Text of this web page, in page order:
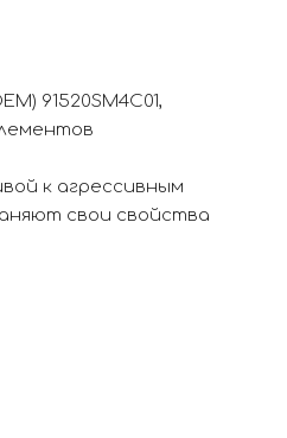
91520SM4C01,
к агрессивным
свои свойства